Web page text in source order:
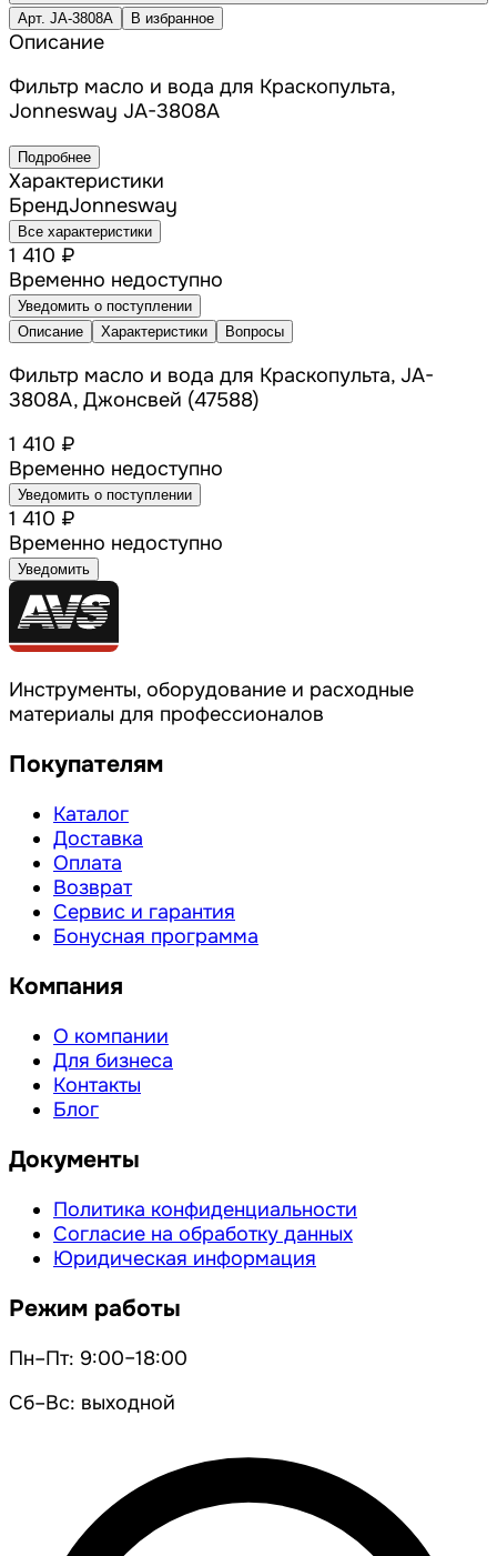
Арт. JA-3808A В избранное
Описание
Фильтр масло и вода для Краскопульта,
Jonnesway JA-3808A
Подробнее
Характеристики
БрендJonnesway
Все характеристики
1 410 ₽
Временно недоступно
Уведомить о поступлении
Описание
Характеристики Вопросы
Фильтр масло и вода для Краскопульта, JA-
3808A, Джонсвей (47588)
1 410 ₽
Временно недоступно
Уведомить о поступлении
1 410 ₽
Временно недоступно
Уведомить
Инструменты, оборудование и расходные
материалы для профессионалов
Покупателям
Каталог
Доставка
Оплата
Возврат
Сервис и гарантия
Бонусная программа
Компания
О компании
Для бизнеса
Контакты
Блог
Документы
Политика конфиденциальности
Согласие на обработку данных
Юридическая информация
Режим работы
Пн–Пт: 9:00–18:00
Сб–Вс: выходной